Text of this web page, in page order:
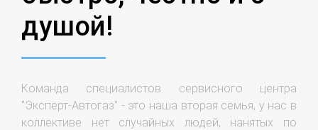
душой!
Команда специалистов сервисного центра
"Эксперт-Автогаз" - это наша вторая семья, у нас в
коллективе нет случайных людей, нанятых по